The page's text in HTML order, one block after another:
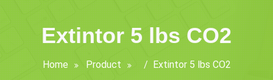
Extintor 5 lbs CO2
Home Product /Extintor 5 lbs CO2